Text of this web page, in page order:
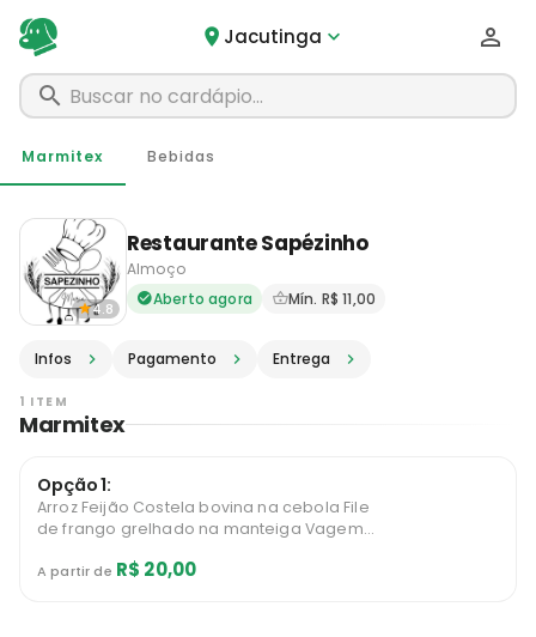
Jacutinga
4.8
Restaurante Sapézinho
Almoço
Delivery em Jacutinga -
Aberto agora Mín. R$ 11,00
Infos Pagamento Entrega
Marmitex Bebidas
1 ITEM
Marmitex
Opção 1:
Arroz Feijão Costela bovina na cebola File
de frango grelhado na manteiga Vagem
A partir de R$ 20,00